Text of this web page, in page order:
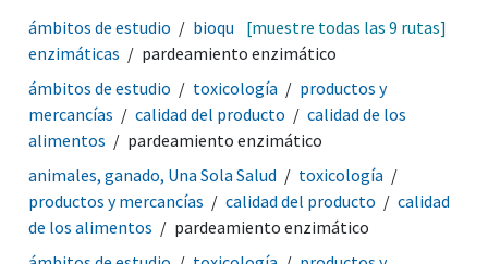
ámbitos de estudio bioquímica
reacciones
enzimáticas
pardeamiento enzimático
[muestre todas las 9 rutas]
ámbitos de estudio toxicología
productos y
mercancías
calidad del producto
calidad de los
alimentos
pardeamiento enzimático
animales, ganado, Una Sola Salud
toxicología
productos y mercancías
calidad del producto
calidad
de los alimentos
pardeamiento enzimático